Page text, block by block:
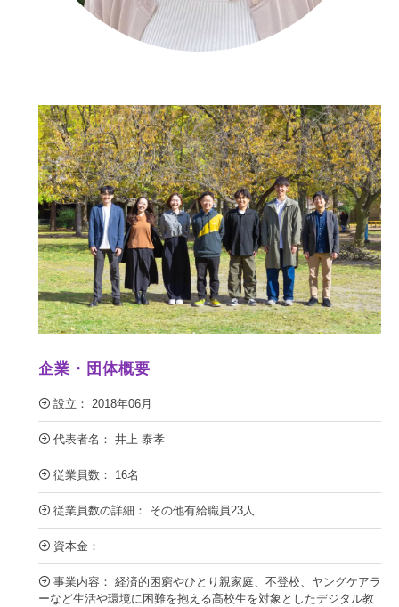
企業・団体概要
設立： 2018年06月
代表者名： 井上 泰孝
従業員数： 16名
従業員数の詳細： その他有給職員23人
資本金：
事業内容： 経済的困窮やひとり親家庭、不登校、ヤングケアラ
ーなど生活や環境に困難を抱える高校生を対象としたデジタル教